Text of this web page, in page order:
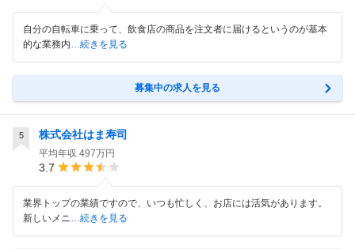
自分の自転車に乗って、飲食店の商品を注文者に届けるというのが基本
的な業務内…続きを見る
募集中の求人を見る
5 株式会社はま寿司
平均年収 497万円
3.7
業界トップの業績ですので、いつも忙しく、お店には活気があります。
新しいメニ
…続きを見る